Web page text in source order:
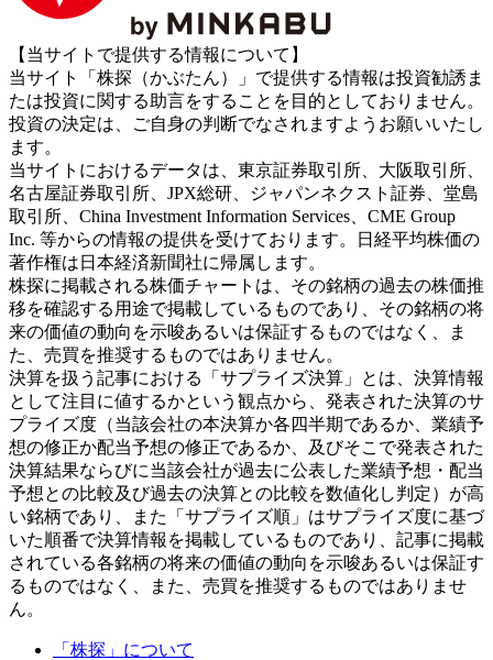
【当サイトで提供する情報について】
当サイト「株探（かぶたん）」で提供する情報は投資勧誘ま
たは投資に関する助言をすることを目的としておりません。
投資の決定は、ご自身の判断でなされますようお願いいたし
ます。
当サイトにおけるデータは、東京証券取引所、大阪取引所、
名古屋証券取引所、JPX総研、ジャパンネクスト証券、堂島
取引所、China Investment Information Services、CME Group
Inc. 等からの情報の提供を受けております。日経平均株価の
著作権は日本経済新聞社に帰属します。
株探に掲載される株価チャートは、その銘柄の過去の株価推
移を確認する用途で掲載しているものであり、その銘柄の将
来の価値の動向を示唆あるいは保証するものではなく、ま
た、売買を推奨するものではありません。
決算を扱う記事における「サプライズ決算」とは、決算情報
として注目に値するかという観点から、発表された決算のサ
プライズ度（当該会社の本決算か各四半期であるか、業績予
想の修正か配当予想の修正であるか、及びそこで発表された
決算結果ならびに当該会社が過去に公表した業績予想・配当
予想との比較及び過去の決算との比較を数値化し判定）が高
い銘柄であり、また「サプライズ順」はサプライズ度に基づ
いた順番で決算情報を掲載しているものであり、記事に掲載
されている各銘柄の将来の価値の動向を示唆あるいは保証す
るものではなく、また、売買を推奨するものではありませ
ん。
「株探」について